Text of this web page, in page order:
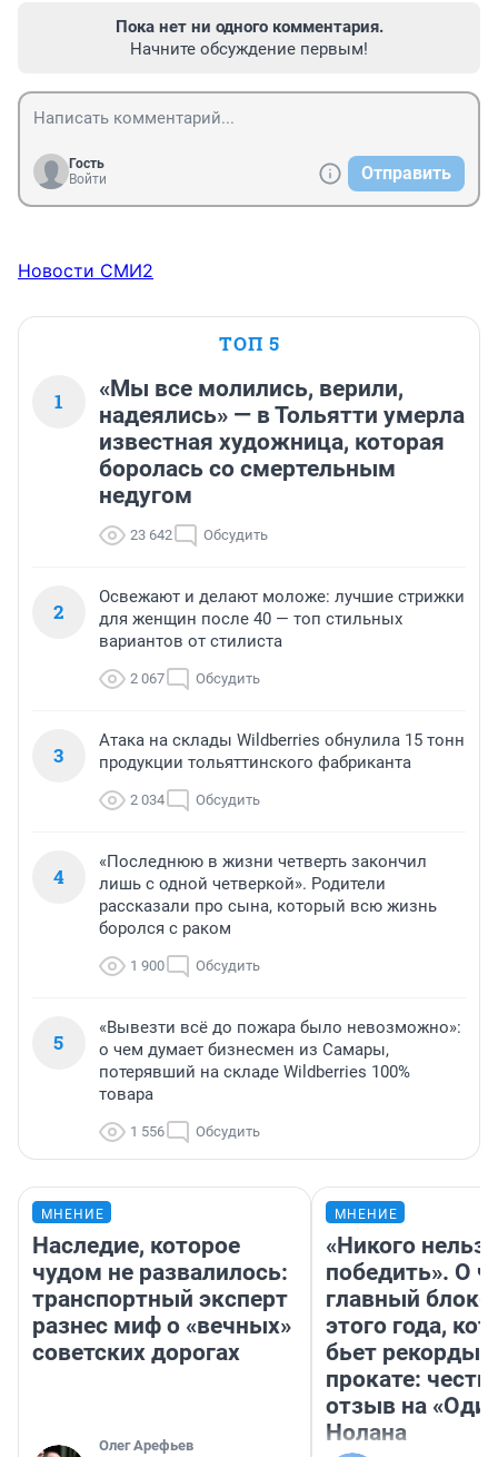
Пока нет ни одного комментария.
Начните обсуждение первым!
Гость
Войти
Отправить
Новости СМИ2
ТОП 5
1
«Мы все молились, верили,
надеялись» — в Тольятти умерла
известная художница, которая
боролась со смертельным
недугом
23 642 Обсудить
2
Освежают и делают моложе: лучшие стрижки
для женщин после 40 — топ стильных
вариантов от стилиста
2 067 Обсудить
3
Атака на склады Wildberries обнулила 15 тонн
продукции тольяттинского фабриканта
2 034 Обсудить
4
«Последнюю в жизни четверть закончил
лишь с одной четверкой». Родители
рассказали про сына, который всю жизнь
боролся с раком
1 900 Обсудить
5
«Вывезти всё до пожара было невозможно»:
о чем думает бизнесмен из Самары,
потерявший на складе Wildberries 100%
товара
1 556 Обсудить
МНЕНИЕ
Наследие, которое
чудом не развалилось:
транспортный эксперт
разнес миф о «вечных»
советских дорогах
Олег Арефьев
МНЕНИЕ
«Никого нельзя
победить». О
главный
этого года,
бьет рекорды в
прокате:
отзыв на
Нолана